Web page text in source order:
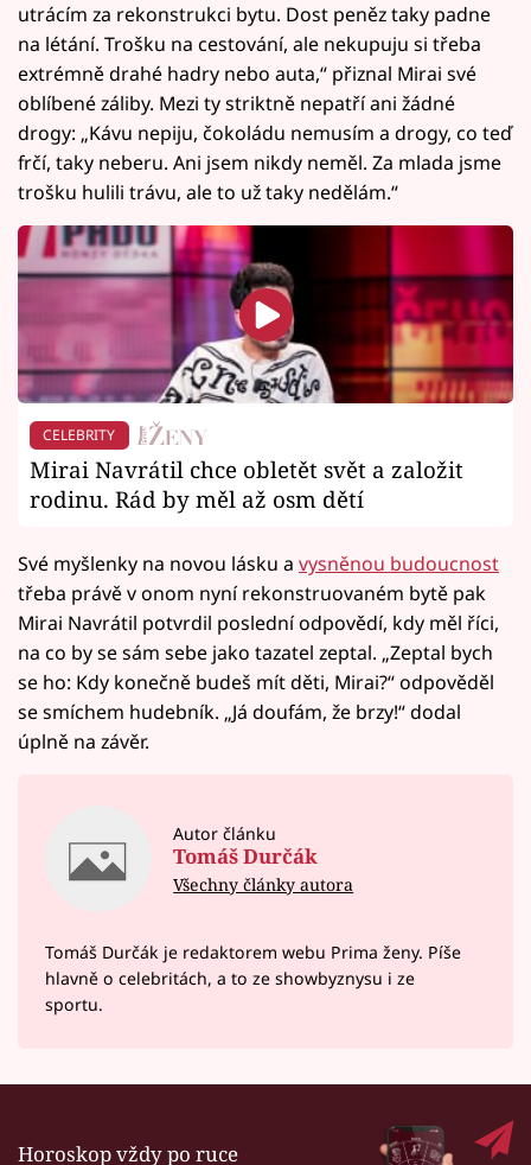
utrácím za rekonstrukci bytu. Dost peněz taky padne
na létání. Trošku na cestování, ale nekupuju si třeba
extrémně drahé hadry nebo auta,“ přiznal Mirai své
oblíbené záliby. Mezi ty striktně nepatří ani žádné
drogy: „Kávu nepiju, čokoládu nemusím a drogy, co teď
frčí, taky neberu. Ani jsem nikdy neměl. Za mlada jsme
trošku hulili trávu, ale to už taky nedělám.“
CELEBRITY
Mirai Navrátil chce obletět svět a založit
rodinu. Rád by měl až osm dětí
Své myšlenky na novou lásku a vysněnou budoucnost
třeba právě v onom nyní rekonstruovaném bytě pak
Mirai Navrátil potvrdil poslední odpovědí, kdy měl říci,
na co by se sám sebe jako tazatel zeptal. „Zeptal bych
se ho: Kdy konečně budeš mít děti, Mirai?“ odpověděl
se smíchem hudebník. „Já doufám, že brzy!“ dodal
úplně na závěr.
Autor článku
Tomáš Durčák
Všechny články autora
Tomáš Durčák je redaktorem webu Prima ženy. Píše
hlavně o celebritách, a to ze showbyznysu i ze
sportu.
Horoskop vždy po ruce